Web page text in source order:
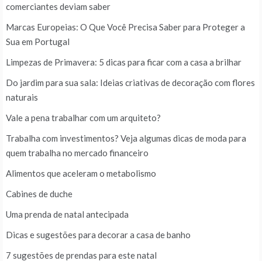
comerciantes deviam saber
Marcas Europeias: O Que Você Precisa Saber para Proteger a
Sua em Portugal
Limpezas de Primavera: 5 dicas para ficar com a casa a brilhar
Do jardim para sua sala: Ideias criativas de decoração com flores
naturais
Vale a pena trabalhar com um arquiteto?
Trabalha com investimentos? Veja algumas dicas de moda para
quem trabalha no mercado financeiro
Alimentos que aceleram o metabolismo
Cabines de duche
Uma prenda de natal antecipada
Dicas e sugestões para decorar a casa de banho
7 sugestões de prendas para este natal